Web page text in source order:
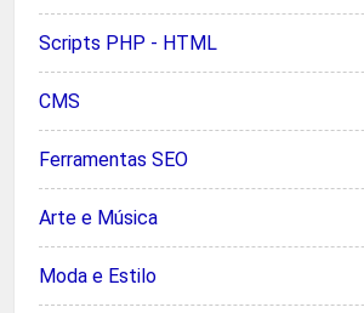
Scripts PHP - HTML
CMS
Ferramentas SEO
Arte e Música
Moda e Estilo